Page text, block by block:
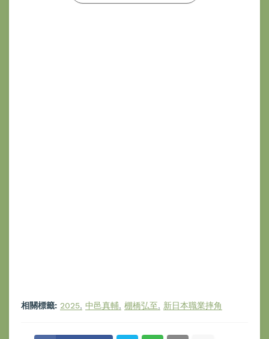
相關標籤: 2025 中邑真輔 棚橋弘至 新日本職業摔角